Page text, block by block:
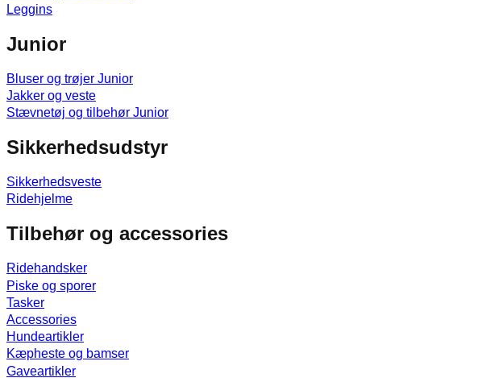
Leggins
Junior
Bluser og trøjer Junior
Jakker og veste
Stævnetøj og tilbehør Junior
Sikkerhedsudstyr
Sikkerhedsveste
Ridehjelme
Tilbehør og accessories
Ridehandsker
Piske og sporer
Tasker
Accessories
Hundeartikler
Kæpheste og bamser
Gaveartikler